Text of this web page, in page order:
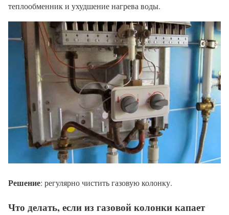
теплообменник и ухудшение нагрева воды.
Решение: регулярно чистить газовую колонку.
Что делать, если из газовой колонки капает